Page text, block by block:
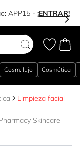
APP15- ¡ENTRAR!
Cosm. lujo Cosmética
Limpieza facial
Skincare